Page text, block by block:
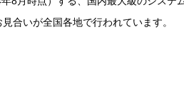
合いが全国各地で行われています。